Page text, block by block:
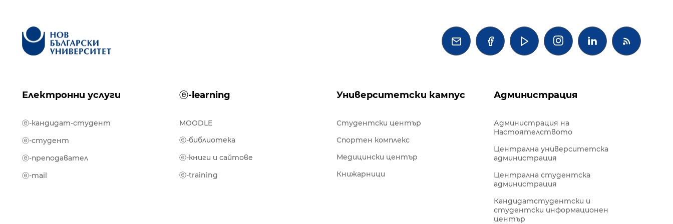
   
Електронни услуги ⓔ-learning Университетски кампус Администрация
ⓔ-кандидат-студент
ⓔ-студент
ⓔ-преподавател
ⓔ-mail
MOODLE
ⓔ-библиотека
ⓔ-книги и сайтове
ⓔ-training
Студентски център
Спортен комплекс
Медицински център
Книжарници
Администрация на
Настоятелството
Централна университетска
администрация
Централна студентска
администрация
Кандидатстудентски и
студентски информационен
център